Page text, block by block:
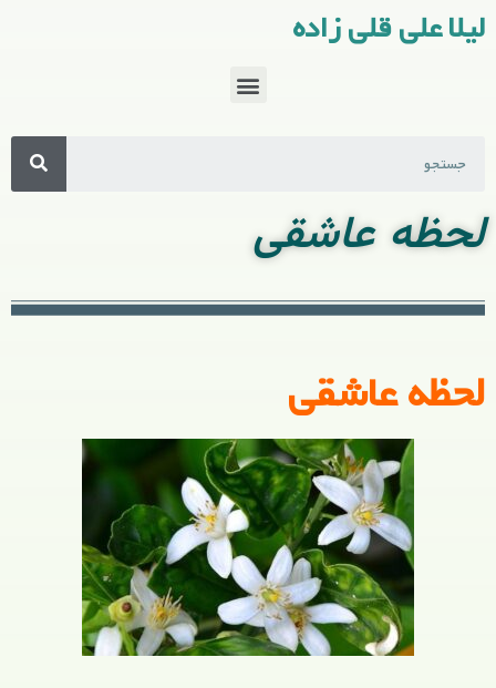
لیلا علی قلی زاده
لحظه عاشقی
لحظه عاشقی